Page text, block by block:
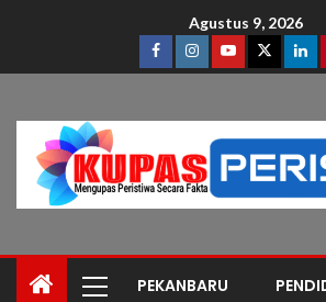
Agustus 9, 2026
PEKANBARU